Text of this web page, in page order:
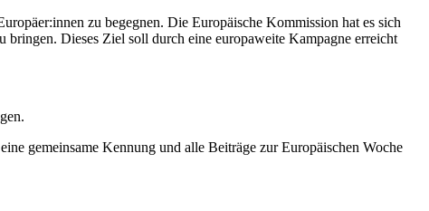
zu begegnen. Die Europäische Kommission hat es sich
Dieses Ziel soll durch eine europaweite Kampagne erreicht
gemeinsame Kennung und alle Beiträge zur Europäischen Woche